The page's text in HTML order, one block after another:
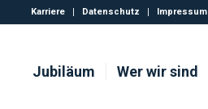
Karriere Datenschutz Impressum
Jubiläum Wer wir sind